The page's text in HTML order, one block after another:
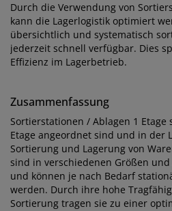
Durch die Verwendung von
kann die Lagerlogistik optimiert
übersichtlich und systematisch
jederzeit schnell verfügbar. Dies
Effizienz im Lagerbetrieb.
Zusammenfassung
Sortierstationen / Ablagen 1
Etage angeordnet sind und in der
Sortierung und Lagerung von
sind in verschiedenen Größen
und können je nach Bedarf
werden. Durch ihre hohe
Sortierung tragen sie zu einer